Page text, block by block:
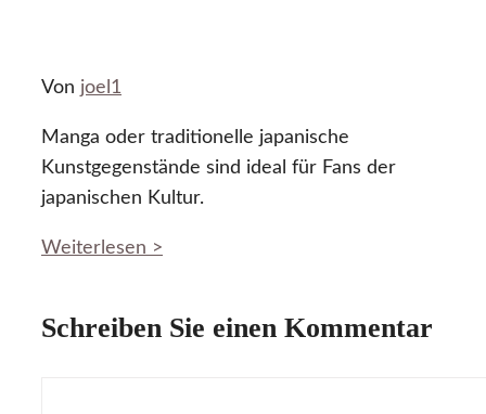
Von joel1
Manga oder traditionelle japanische
Kunstgegenstände sind ideal für Fans der
japanischen Kultur.
Weiterlesen >
Schreiben Sie einen Kommentar